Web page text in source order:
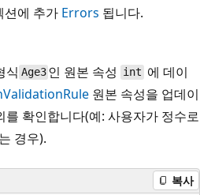
션에 추가 Errors 됩니다.
식 Age3 인 원본 속성 int 에 데이
원본 속성을 업데이
확인합니다(예: 사용자가 정수로
경우).
복사